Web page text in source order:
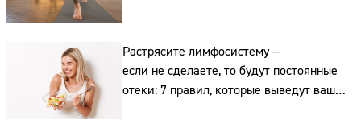
Растрясите лимфосистему —
если не сделаете, то будут постоянные
отеки: 7 правил, которые выведут ваш